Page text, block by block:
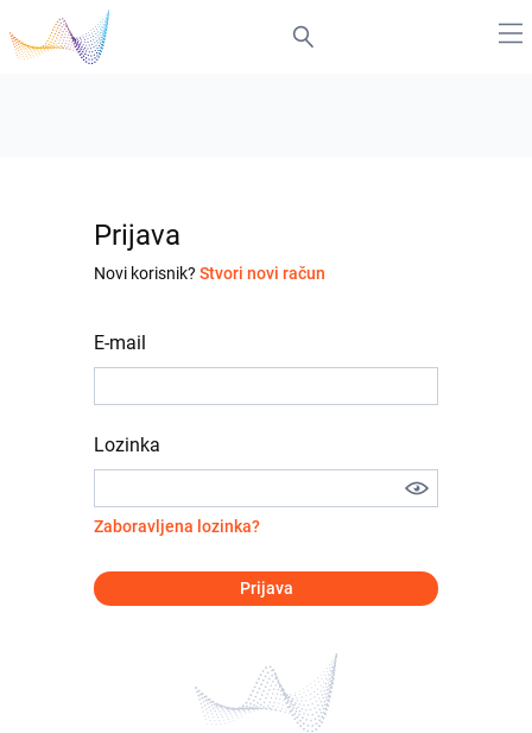
Prijava
Novi korisnik? Stvori novi račun
E-mail
Lozinka
Zaboravljena lozinka?
Prijava